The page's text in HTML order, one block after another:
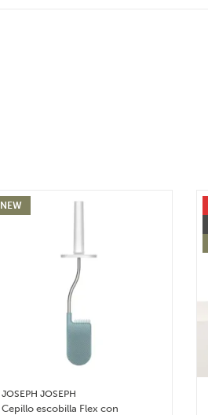
NEW
JOSEPH JOSEPH
Cepillo escobilla Flex con